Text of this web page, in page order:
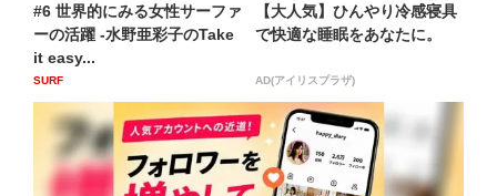
#6 世界的にみる女性サーファ
ーの活躍 -水野亜彩子のTake
it easy...
SURF
【大人気】ひんやり冷感寝具
で快適な睡眠をあなたに。
AD(アイリスプラザ)